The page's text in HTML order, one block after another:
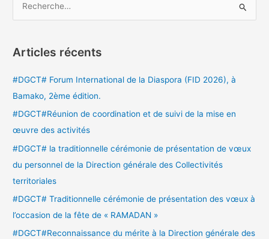
h
r
:
Articles récents
#DGCT# Forum International de la Diaspora (FID 2026), à
Bamako, 2ème édition.
#DGCT#Réunion de coordination et de suivi de la mise en
œuvre des activités
#DGCT# la traditionnelle cérémonie de présentation de vœux
du personnel de la Direction générale des Collectivités
territoriales
#DGCT# Traditionnelle cérémonie de présentation des vœux à
l’occasion de la fête de « RAMADAN »
#DGCT#Reconnaissance du mérite à la Direction générale des